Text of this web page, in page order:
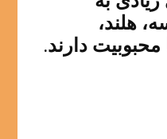
هلند،
محبوبیت دارند.